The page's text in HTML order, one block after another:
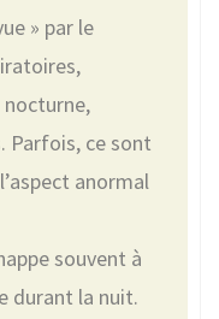
» par le
Parfois, ce sont
anormal
souvent à
durant la nuit.